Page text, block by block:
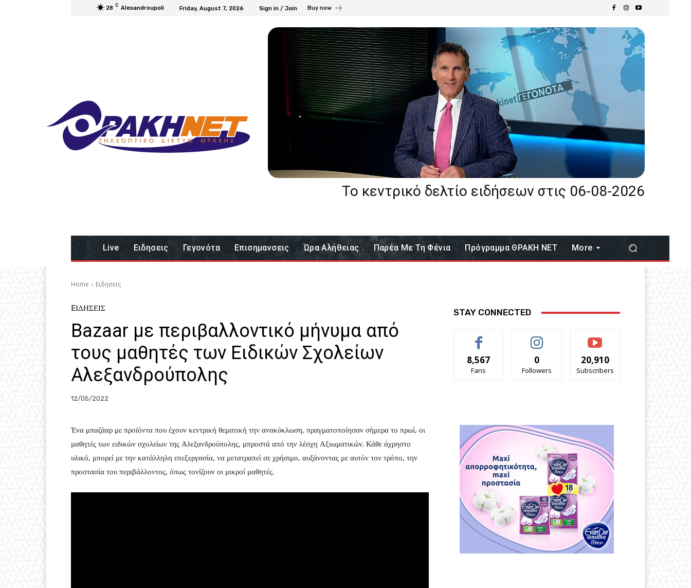
28 C Alexandroupoli Friday, August 7, 2026 Sign in / Join Buy now
Το κεντρικό δελτίο ειδήσεων στις 06-08-2026
Live Eιδησεις Γεγονότα Επισημανσεις Ώρα Αλήθειας Παρέα Με Τη Φένια Πρόγραμμα ΘΡΑΚΗ ΝΕΤ More
Home Eιδησεις
EΙΔΗΣΕΙΣ
Bazaar με περιβαλλοντικό μήνυμα από
τους μαθητές των Ειδικών Σχολείων
Αλεξανδρούπολης
12/05/2022
Ένα μπαζάαρ με προϊόντα που έχουν κεντρική θεματική την ανακύκλωση, πραγματοποίησαν σήμερα το πρωί, οι
μαθητές των ειδικών σχολείων της Αλεξανδρούπολης, μπροστά από την λέσχη Αξιωματικών. Κάθε άχρηστο
υλικό, μπορεί με την κατάλληλη επεξεργασία, να μετατραπεί σε χρήσιμο, αυξάνοντας με αυτόν τον τρόπο, την
προστασία του περιβάλλοντος, όπως τονίζουν οι μικροί μαθητές.
STAY CONNECTED
8,567
Fans
0
Followers
20,910
Subscribers